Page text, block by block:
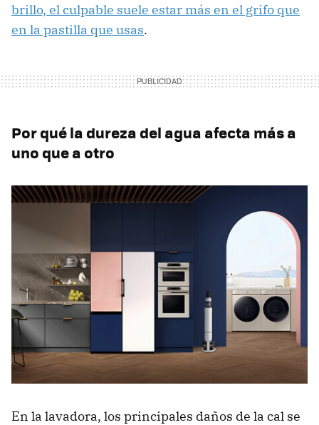
brillo, el culpable suele estar más en el grifo que
en la pastilla que usas.
Por qué la dureza del agua afecta más a
uno que a otro
En la lavadora, los principales daños de la cal se